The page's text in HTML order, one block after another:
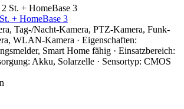
+ HomeBase 3
Tag-/Nacht-Kamera, PTZ-Kamera, Funk-
WLAN-Kamera · Eigenschaften:
Smart Home fähig · Einsatzbereich:
Akku, Solarzelle · Sensortyp: CMOS